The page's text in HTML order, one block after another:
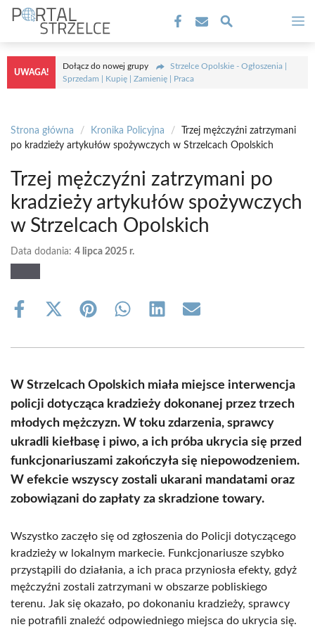
Przejdź
treści
UWAGA!
Dołącz do nowej grupy
Strzelce Opolskie - Ogłoszenia |
Sprzedam | Kupię | Zamienię | Praca
Strona główna / Kronika Policyjna /
Trzej mężczyźni zatrzymani
po kradzieży artykułów spożywczych w Strzelcach Opolskich
Trzej mężczyźni zatrzymani po
kradzieży artykułów spożywczych
w Strzelcach Opolskich
Data dodania: 4 lipca 2025 r.
Share
Share
(Twitter)
Share Share Share Share
W Strzelcach Opolskich miała miejsce interwencja
policji dotycząca kradzieży dokonanej przez trzech
młodych mężczyzn. W toku zdarzenia, sprawcy
ukradli kiełbasę i piwo, a ich próba ukrycia się przed
funkcjonariuszami zakończyła się niepowodzeniem.
W efekcie wszyscy zostali ukarani mandatami oraz
zobowiązani do zapłaty za skradzione towary.
Wszystko zaczęło się od zgłoszenia do Policji dotyczącego
kradzieży w lokalnym markecie. Funkcjonariusze szybko
przystąpili do działania, a ich praca przyniosła efekty, gdyż
mężczyźni zostali zatrzymani w obszarze pobliskiego
terenu. Jak się okazało, po dokonaniu kradzieży, sprawcy
nie potrafili znaleźć odpowiedniego miejsca do ukrycia się.